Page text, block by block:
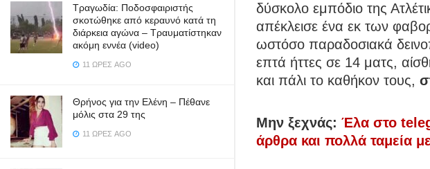
Τραγωδία: Ποδοσφαιριστής
σκοτώθηκε από κεραυνό κατά τη
διάρκεια αγώνα – Τραυματίστηκαν
ακόμη εννέα (video)
11 ΏΡΕΣ AGO
Θρήνος για την Ελένη – Πέθανε
μόλις στα 29 της
11 ΏΡΕΣ AGO
δύσκολο εμπόδιο της
απέκλεισε ένα εκ των
ωστόσο παραδοσιακά
επτά ήττες σε 14 ματς,
και πάλι το καθήκον τους,
Μην ξεχνάς: Έλα στο
άρθρα και πολλά ταμεία